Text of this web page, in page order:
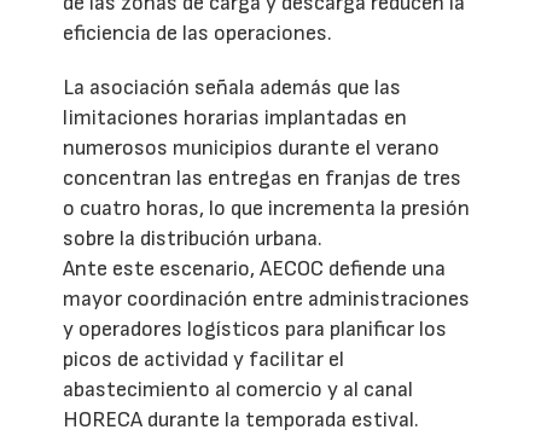
eficiencia de las operaciones.
La asociación señala además que las
limitaciones horarias implantadas en
numerosos municipios durante el verano
concentran las entregas en franjas de tres
o cuatro horas, lo que incrementa la presión
sobre la distribución urbana.
Ante este escenario, AECOC defiende una
mayor coordinación entre administraciones
y operadores logísticos para planificar los
picos de actividad y facilitar el
abastecimiento al comercio y al canal
HORECA durante la temporada estival.